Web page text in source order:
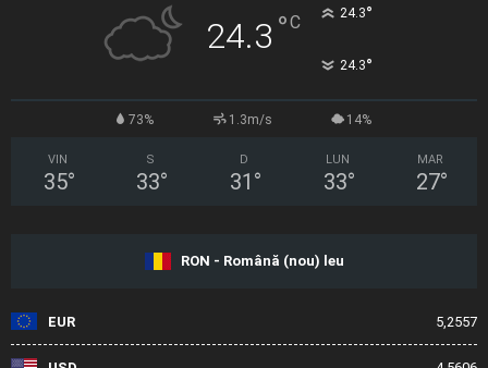
24.3 °C 24.3°
24.3°
73% 1.3m/s 14%
VIN
35°
S
33°
D
31 °
LUN
33°
MAR
27°
RON - Română (nou) leu
EUR 5,2557